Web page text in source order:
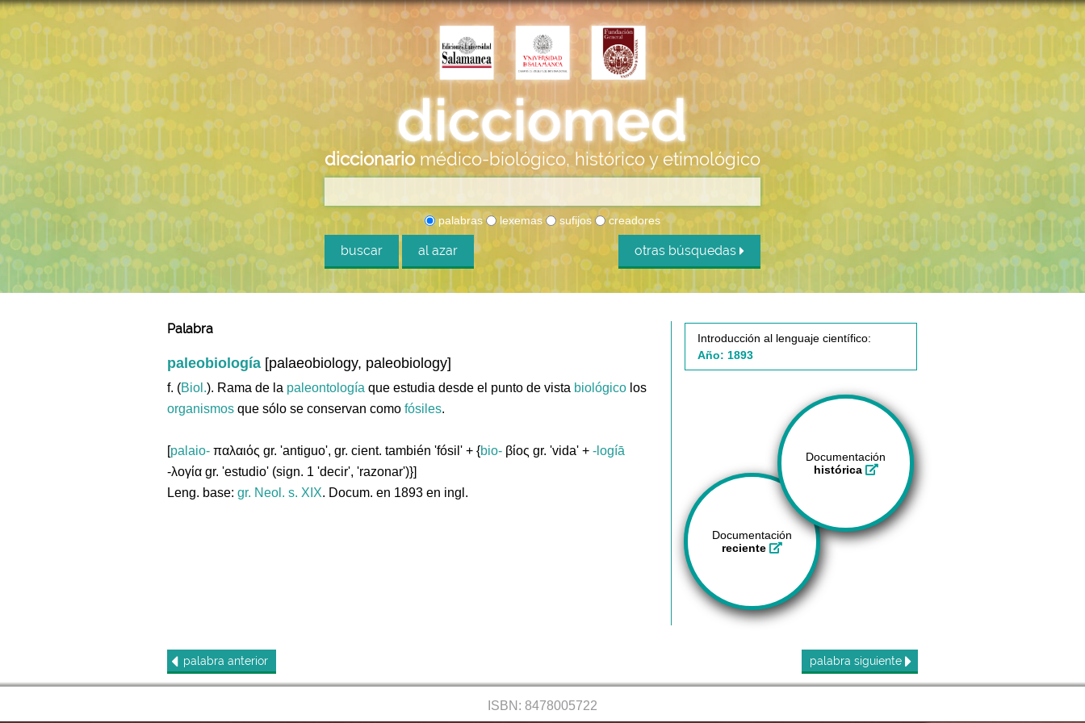
diccionario médico-biológico, histórico y etimológico
palabras lexemas sufijos creadores
buscar al azar otras búsquedas
Palabra
paleobiología [palaeobiology, paleobiology]
f. (Biol.). Rama de la paleontología que estudia desde el punto de vista biológico los
organismos que sólo se conservan como fósiles.
[palaio- παλαιός gr. 'antiguo', gr. cient. también 'fósil' + {bio- βίος gr. 'vida' + -logíā
-λογία gr. 'estudio' (sign. 1 'decir', 'razonar')}]
Leng. base: gr. Neol. s. XIX. Docum. en 1893 en ingl.
Introducción al lenguaje científico:
Año: 1893
Documentación
histórica
Documentación
reciente
palabra anterior palabra siguiente
ISBN: 8478005722